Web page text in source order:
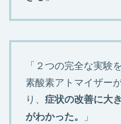
「２つの完全な実験
素酸素アトマイザー
り、症状の改善に大
がわかった。
」